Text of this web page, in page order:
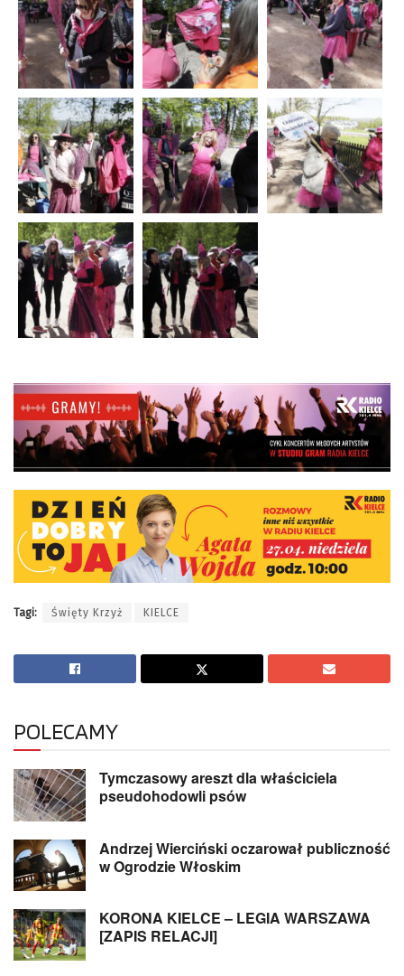
Tagi: Święty Krzyż KIELCE
POLECAMY
Tymczasowy areszt dla właściciela
pseudohodowli psów
Andrzej Wierciński oczarował publiczność
w Ogrodzie Włoskim
KORONA KIELCE – LEGIA WARSZAWA
[ZAPIS RELACJI]